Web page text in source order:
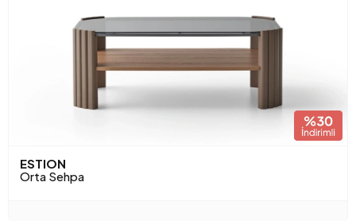
ESTION
Orta Sehpa